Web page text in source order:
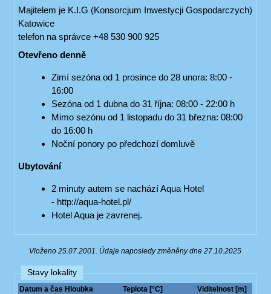
Majitelem je K.I.G (Konsorcjum Inwestycji Gospodarczych)
Katowice
telefon na správce +48 530 900 925
Otevřeno denně
Zimí sezóna od 1 prosince do 28 unora: 8:00 -
16:00
Sezóna od 1 dubna do 31 října: 08:00 - 22:00 h
Mimo sezónu od 1 listopadu do 31 března: 08:00
do 16:00 h
Noční ponory po předchozí domluvě
Ubytování
2 minuty autem se nachází Aqua Hotel
- http://aqua-hotel.pl/
Hotel Aqua je zavrenej.
Vloženo 25.07.2001. Údaje naposledy změněny dne 27.10.2025
Stavy lokality
Datum a čas Hloubka Teplota [°C]
Viditelnost [m]